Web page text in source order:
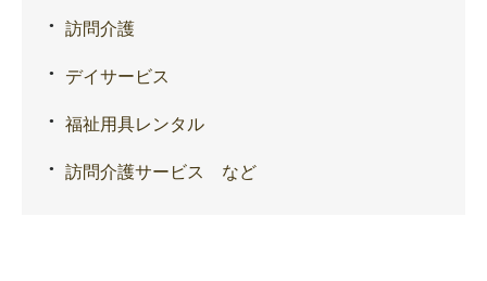
訪問介護
デイサービス
福祉用具レンタル
訪問介護サービス など